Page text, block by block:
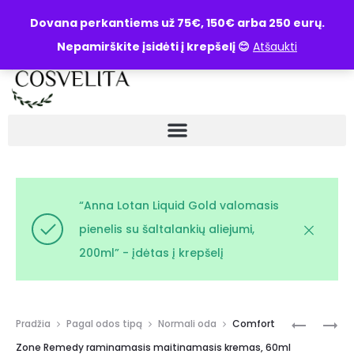
Dovana perkantiems už 75€, 150€ arba 250 eurų.
Nepamirškite įsidėti į krepšelį 😊 Atšaukti
UŽKLAUSA
“Anna Lotan Liquid Gold valomasis
pienelis su šaltalankių aliejumi,
200ml” - įdėtas į krepšelį
Pradžia Pagal odos tipą Normali oda
Comfort
Zone Remedy raminamasis maitinamasis kremas, 60ml